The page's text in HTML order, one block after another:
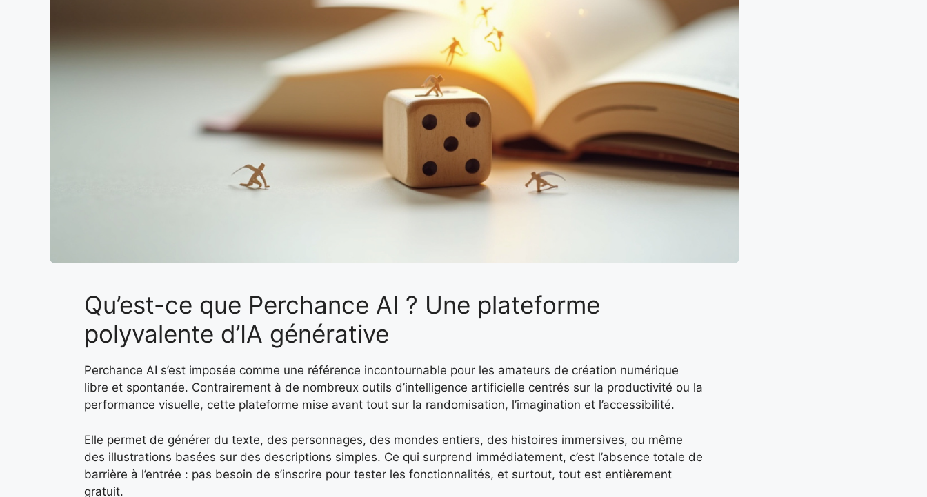
Qu’est-ce que Perchance AI ? Une plateforme
polyvalente d’IA générative
Perchance AI s’est imposée comme une référence incontournable pour les amateurs de création numérique
libre et spontanée. Contrairement à de nombreux outils d’intelligence artificielle centrés sur la productivité ou la
performance visuelle, cette plateforme mise avant tout sur la randomisation, l’imagination et l’accessibilité.
Elle permet de générer du texte, des personnages, des mondes entiers, des histoires immersives, ou même
des illustrations basées sur des descriptions simples. Ce qui surprend immédiatement, c’est l’absence totale de
barrière à l’entrée : pas besoin de s’inscrire pour tester les fonctionnalités, et surtout, tout est entièrement
gratuit.